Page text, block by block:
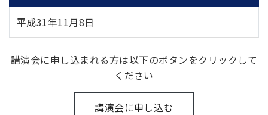
平成31年11月8日
講演会に申し込まれる方は以下のボタンをクリックして
ください
講演会に申し込む